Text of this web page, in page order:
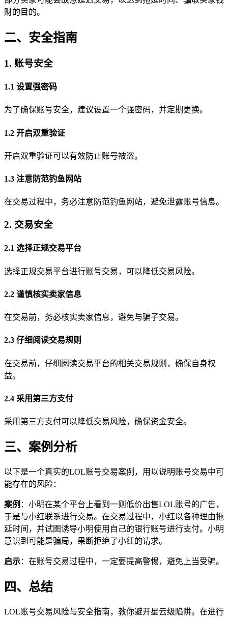
财的目的。
二、安全指南
1. 账号安全
1.1 设置强密码
为了确保账号安全，建议设置一个强密码，并定期更换。
1.2 开启双重验证
开启双重验证可以有效防止账号被盗。
1.3 注意防范钓鱼网站
在交易过程中，务必注意防范钓鱼网站，避免泄露账号信息。
2. 交易安全
2.1 选择正规交易平台
选择正规交易平台进行账号交易，可以降低交易风险。
2.2 谨慎核实卖家信息
在交易前，务必核实卖家信息，避免与骗子交易。
2.3 仔细阅读交易规则
在交易前，仔细阅读交易平台的相关交易规则，确保自身权
益。
2.4 采用第三方支付
采用第三方支付可以降低交易风险，确保资金安全。
三、案例分析
以下是一个真实的LOL账号交易案例，用以说明账号交易中可
能存在的风险：
案例 ：小明在某个平台上看到一则低价出售LOL账号的广告，
于是与小红联系进行交易。在交易过程中，小红以各种理由拖
延时间，并试图诱导小明使用自己的银行账号进行支付。小明
意识到可能是骗局，果断拒绝了小红的请求。
启示：在账号交易过程中，一定要提高警惕，避免上当受骗。
四、总结
LOL账号交易风险与安全指南，教你避开星云级陷阱。在进行